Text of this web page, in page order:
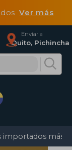
Ver más
Enviar a
Quito, Pichincha
importados más